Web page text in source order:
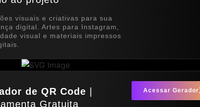
visuais e criativas para sua
digital. Artes para Instagram,
visual e materiais impressos
de QR Code |
Gratuita
Acessar Gerador